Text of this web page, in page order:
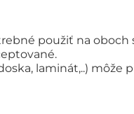
použiť na
laminát,..) môže